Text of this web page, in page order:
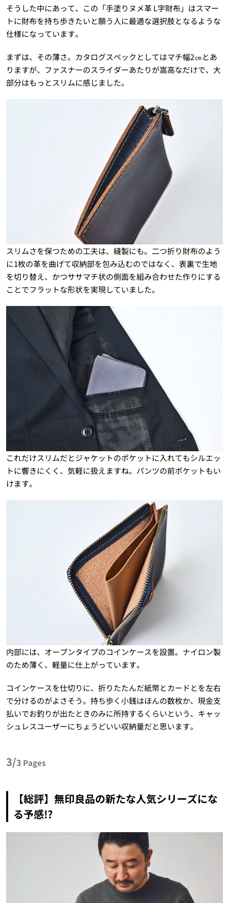
そうした中にあって、この「手塗りヌメ革 L字財布」はスマー
トに財布を持ち歩きたいと願う人に最適な選択肢となるような
仕様になっています。
まずは、その薄さ。カタログスペックとしてはマチ幅2㎝とあ
りますが、ファスナーのスライダーあたりが嵩高なだけで、大
部分はもっとスリムに感じました。
スリムさを保つための工夫は、縫製にも。二つ折り財布のよう
に1枚の革を曲げて収納部を包み込むのではなく、表裏で生地
を切り替え、かつササマチ状の側面を組み合わせた作りにする
ことでフラットな形状を実現していました。
これだけスリムだとジャケットのポケットに入れてもシルエッ
トに響きにくく、気軽に扱えますね。パンツの前ポケットもい
けます。
内部には、オープンタイプのコインケースを設置。ナイロン製
のため薄く、軽量に仕上がっています。
コインケースを仕切りに、折りたたんだ紙幣とカードとを左右
で分けるのがよさそう。持ち歩く小銭はほんの数枚か、現金支
払いでお釣りが出たときのみに所持するくらいという、キャッ
シュレスユーザーにちょうどいい収納量だと思います。
3/3 Pages
【総評】無印良品の新たな人気シリーズにな
る予感!?